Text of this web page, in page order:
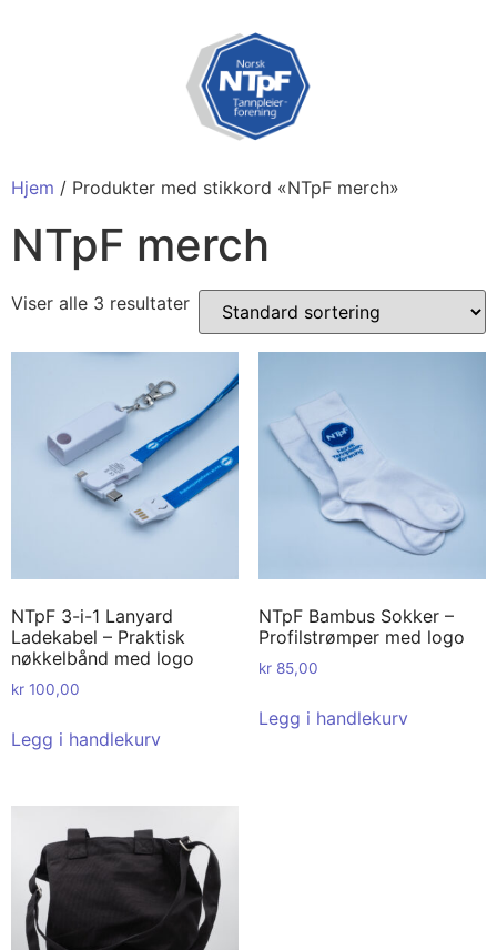
Hjem / Produkter med stikkord «NTpF merch»
NTpF merch
Viser alle 3 resultater
NTpF 3-i-1 Lanyard
Ladekabel – Praktisk
nøkkelbånd med logo
kr 100,00
Legg i handlekurv
NTpF Bambus Sokker –
Profilstrømper med logo
kr85,00
Legg i handlekurv